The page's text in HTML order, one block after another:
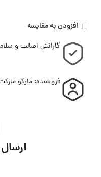
افزودن به مقایسه
گارانتی اصالت و
فروشنده: مارکو